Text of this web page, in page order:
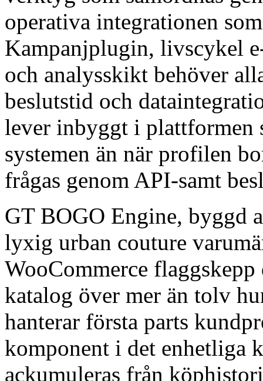
operativa integrationen
Kampanjplugin, livscykel
och analysskikt behöver
beslutstid och
lever inbyggt i plattformen
systemen än när profilen
frågas genom API-samt
GT BOGO Engine, byggd
lyxig urban couture
WooCommerce
katalog över mer än tolv
hanterar första parts
komponent i det enhetliga
ackumuleras från